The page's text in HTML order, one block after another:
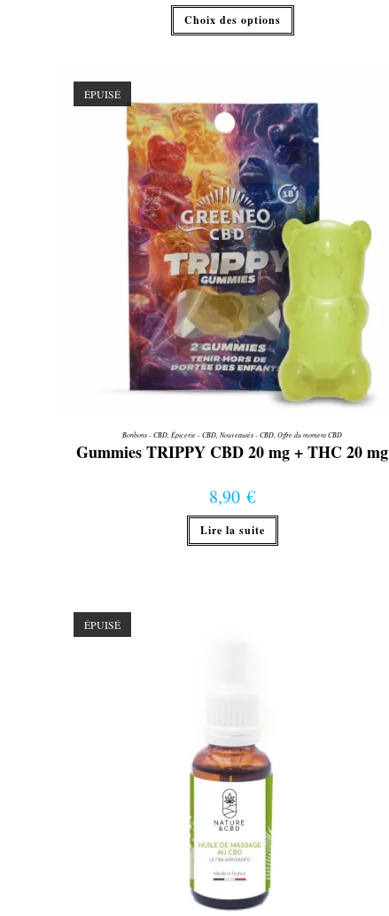
Choix des options
Ce
a
être
choisies
sur
la
page
du
produit
ÉPUISÉ
Bonbons - CBD ,Épicerie - CBD ,Nouveautés - CBD ,Offre du moment CBD
Gummies TRIPPY CBD 20 mg + THC 20 mg
8,90€
Lire la suite
ÉPUISÉ